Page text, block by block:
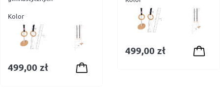
Kolor
499,00 zł
499,00 zł